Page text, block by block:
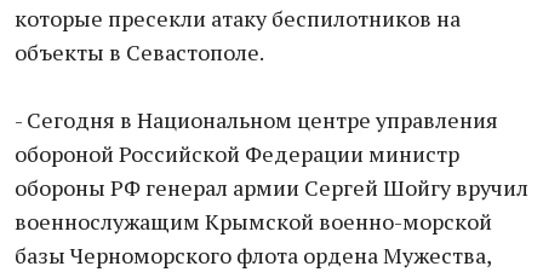
которые пресекли атаку беспилотников на
объекты в Севастополе.
- Сегодня в Национальном центре управления
обороной Российской Федерации министр
обороны РФ генерал армии Сергей Шойгу вручил
военнослужащим Крымской военно-морской
базы Черноморского флота ордена Мужества,